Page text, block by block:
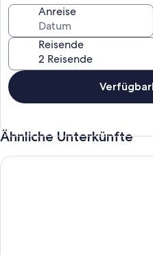
Anreise
Reisende
Ähnliche Unterkünfte
Wahres grünes Paradies